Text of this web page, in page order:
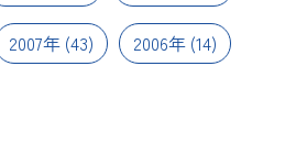
2007年(43) 2006年(14)